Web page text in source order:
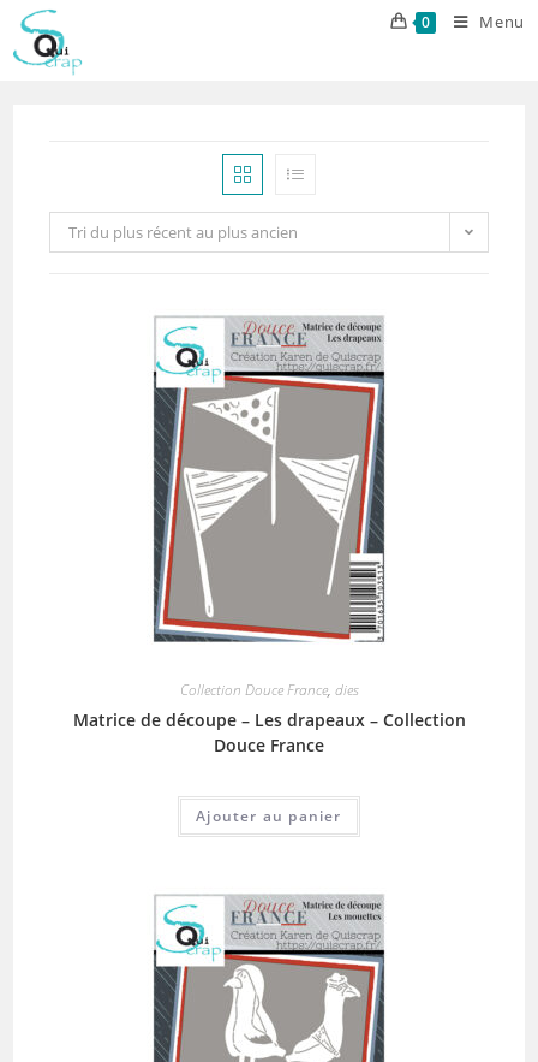
Skip
content
0 Menu
Tri du plus récent au plus ancien
Collection Douce France, dies
Matrice de découpe – Les drapeaux – Collection
Douce France
Ajouter au panier